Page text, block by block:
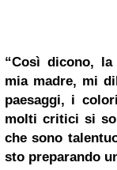
“Così dicono,
mia madre, mi
paesaggi, i
molti critici si
che sono
sto preparando